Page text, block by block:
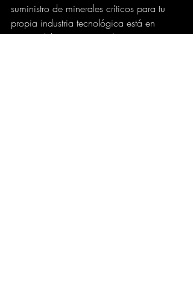
suministro de minerales críticos para tu
propia industria tecnológica está en
manos del "enemigo". Si logra regresar